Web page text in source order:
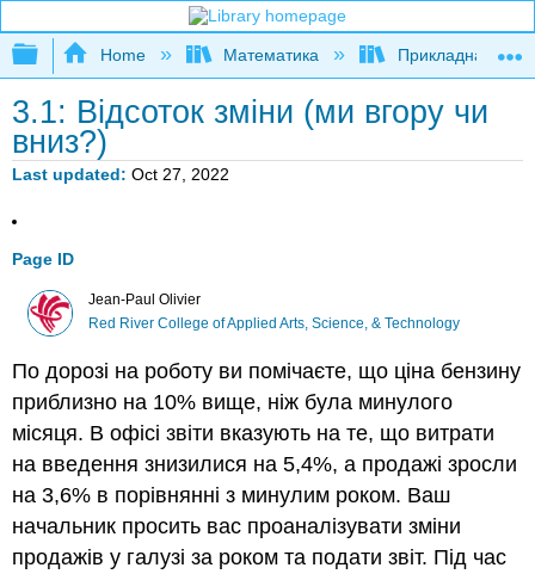
Expand/collapse global hierarchy
Home Математика Прикладна
3.1: Відсоток зміни (ми вгору чи
вниз?)
Last updated Oct 27, 2022
Page ID
Jean-Paul Olivier
Red River College of Applied Arts, Science, & Technology
По дорозі на роботу ви помічаєте, що ціна бензину
приблизно на 10% вище, ніж була минулого
місяця. В офісі звіти вказують на те, що витрати
на введення знизилися на 5,4%, а продажі зросли
на 3,6% в порівнянні з минулим роком. Ваш
начальник просить вас проаналізувати зміни
продажів у галузі за роком та подати звіт. Під час